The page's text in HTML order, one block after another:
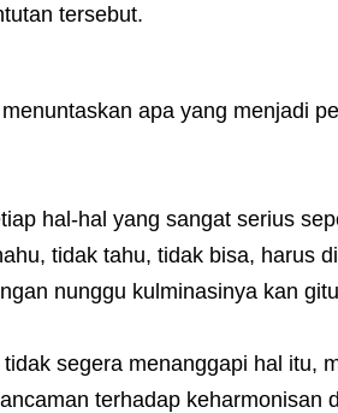
tersebut.
apa yang menjadi
hal-hal yang sangat serius
tidak tahu, tidak bisa, harus
nunggu kulminasinya kan
segera menanggapi hal itu,
terhadap keharmonisan